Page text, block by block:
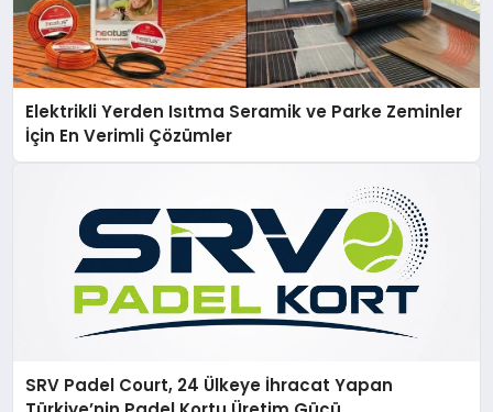
Elektrikli Yerden Isıtma Seramik ve Parke Zeminler
İçin En Verimli Çözümler
SRV Padel Court, 24 Ülkeye İhracat Yapan